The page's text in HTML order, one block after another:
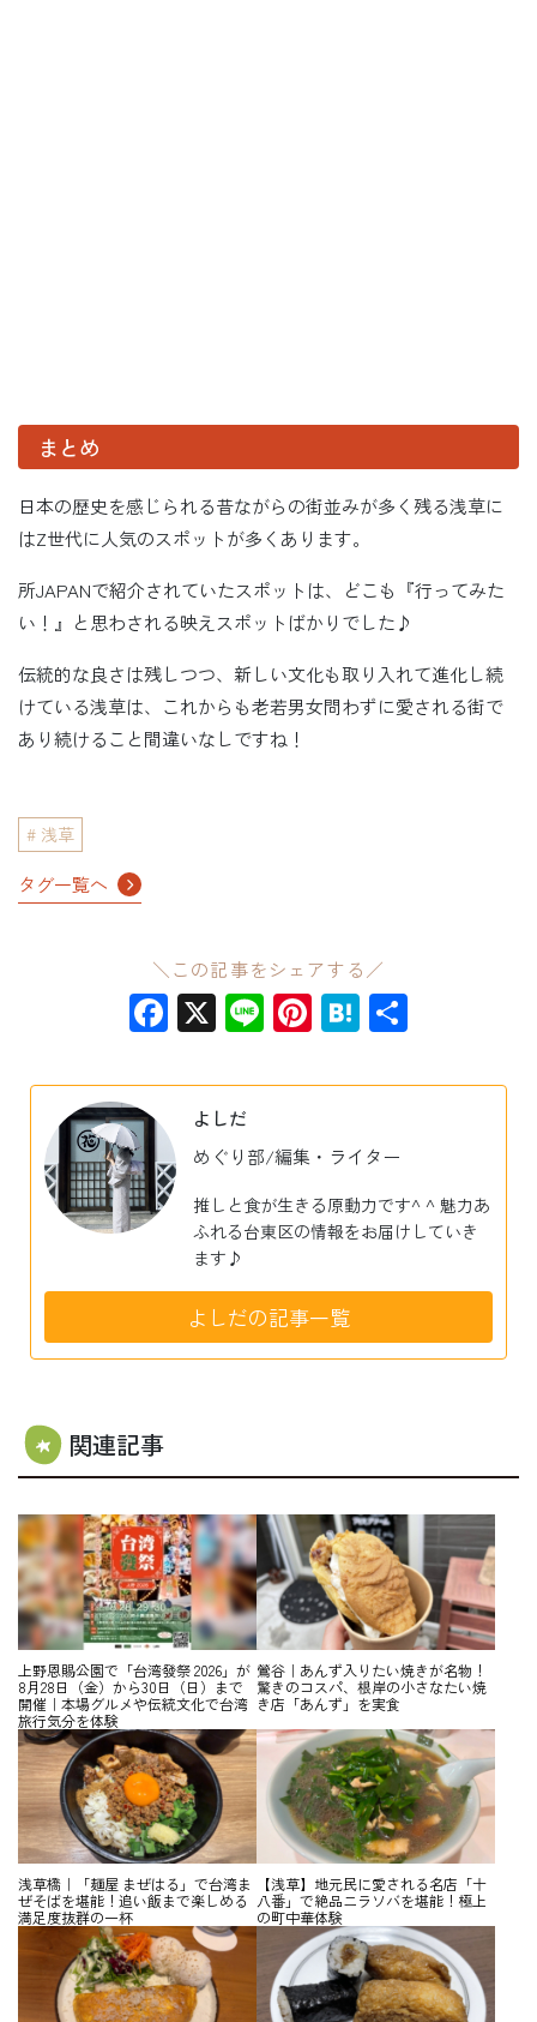
まとめ
日本の歴史を感じられる昔ながらの街並みが多く残る浅草に
はZ世代に人気のスポットが多くあります。
所JAPANで紹介されていたスポットは、どこも『行ってみた
い！』と思わされる映えスポットばかりでした♪
伝統的な良さは残しつつ、新しい文化も取り入れて進化し続
けている浅草は、これからも老若男女問わずに愛される街で
あり続けること間違いなしですね！
浅草
タグ一覧へ
＼この記事をシェアする／
Facebook
X LinePinterest
Hatena
よしだ
めぐり部/編集・ライター
推しと食が生きる原動力です^ ^ 魅力あ
ふれる台東区の情報をお届けしていき
ます♪
よしだの記事一覧
関連記事
上野恩賜公園で「台湾發祭 2026」が
8月28日（金）から30日（日）まで
開催｜本場グルメや伝統文化で台湾
旅行気分を体験
鶯谷｜あんず入りたい焼きが名物！
驚きのコスパ、根岸の小さなたい焼
き店「あんず」を実食
浅草橋｜「麺屋 まぜはる」で台湾ま
ぜそばを堪能！追い飯まで楽しめる
満足度抜群の一杯
【浅草】地元民に愛される名店「十
八番」で絶品ニラソバを堪能！極上
の町中華体験